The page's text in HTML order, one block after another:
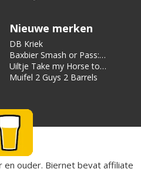
Nieuwe merken
DB Kriek
Baxbier Smash or Pass:
Strata
Uiltje Take my Horse to
the Hotel Room
Muifel 2 Guys 2 Barrels
en ouder. Biernet bevat affiliate